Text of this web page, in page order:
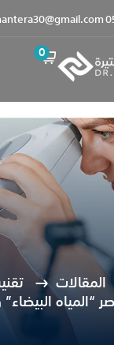
0
المقالات
“المياه